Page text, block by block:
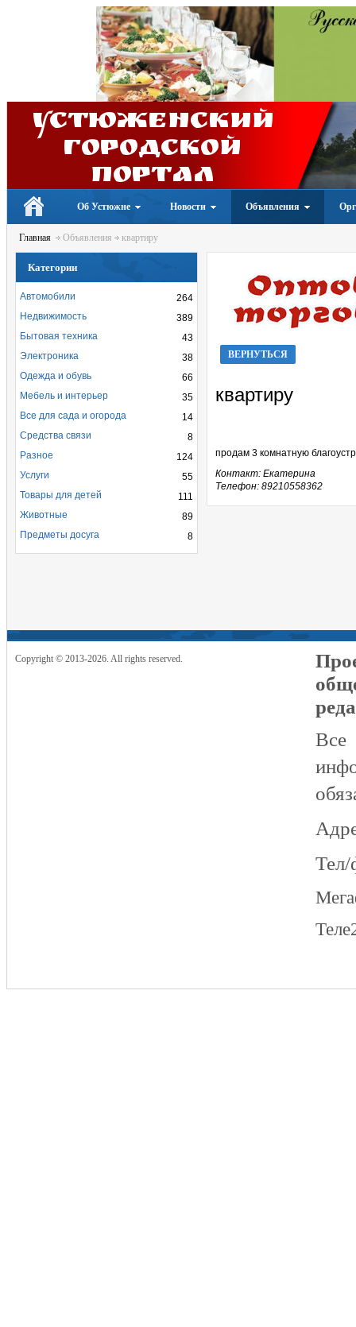
Устюженский
Городской
портал
Об Устюжне Новости Объявления
Главная Объявления квартиру
ВЕРНУТЬСЯ
квартиру
продам 3 комнатную
Контакт: Екатерина
Телефон: 89210558362
Категории
264
Автомобили
389
Недвижимость
43
Бытовая техника
38
Электроника
66
Одежда и обувь
35
Мебель и интерьер
14
Все для сада и огорода
8
Средства связи
124
Разное
55
Услуги
111
Товары для детей
89
Животные
8
Предметы досуга
Copyright © 2013-2026. All rights reserved.